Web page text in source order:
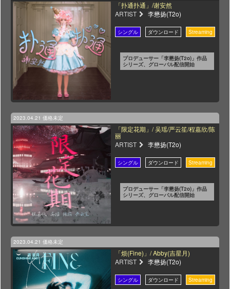
「扑通扑通」/谢安然
ARTIST
李懋扬(T2o)
プロデューサー「李懋扬(T2o)」作品
シリーズ、グローバル配信開始
2023.04.21 価格未定
「限定花期」/ 吴瑶/严云笙/程嘉欣/陈
丽
ARTIST
李懋扬(T2o)
プロデューサー「李懋扬(T2o)」作品
シリーズ、グローバル配信開始
2023.04.21 価格未定
「烦(Fine)」/ Abby(吉星月)
ARTIST
李懋扬(T2o)